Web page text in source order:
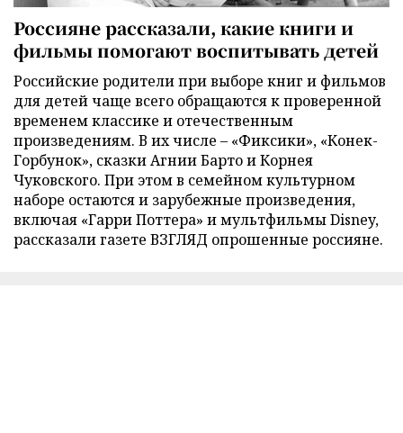
Россияне рассказали, какие книги и
фильмы помогают воспитывать детей
Российские родители при выборе книг и фильмов
для детей чаще всего обращаются к проверенной
временем классике и отечественным
произведениям. В их числе – «Фиксики», «Конек-
Горбунок», сказки Агнии Барто и Корнея
Чуковского. При этом в семейном культурном
наборе остаются и зарубежные произведения,
включая «Гарри Поттера» и мультфильмы Disney,
рассказали газете ВЗГЛЯД опрошенные россияне.